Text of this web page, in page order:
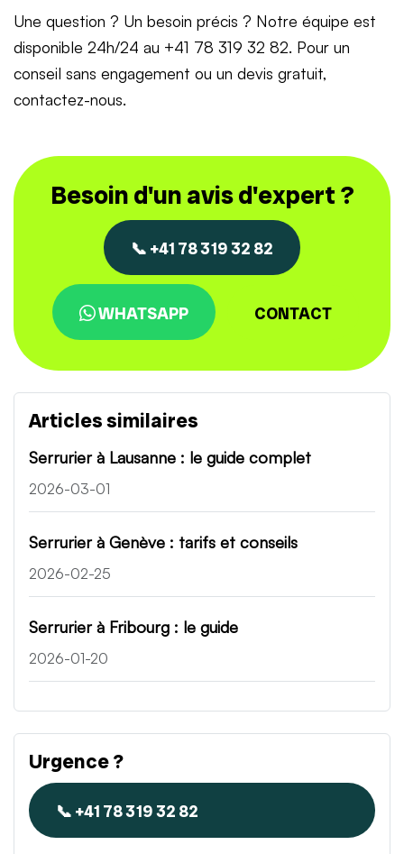
Une question ? Un besoin précis ? Notre équipe est
disponible 24h/24 au +41 78 319 32 82. Pour un
conseil sans engagement ou un devis gratuit,
contactez-nous.
Besoin d'un avis d'expert ?
📞 +41 78 319 32 82
WHATSAPP CONTACT
Articles similaires
Serrurier à Lausanne : le guide complet
2026-03-01
Serrurier à Genève : tarifs et conseils
2026-02-25
Serrurier à Fribourg : le guide
2026-01-20
Urgence ?
📞 +41 78 319 32 82